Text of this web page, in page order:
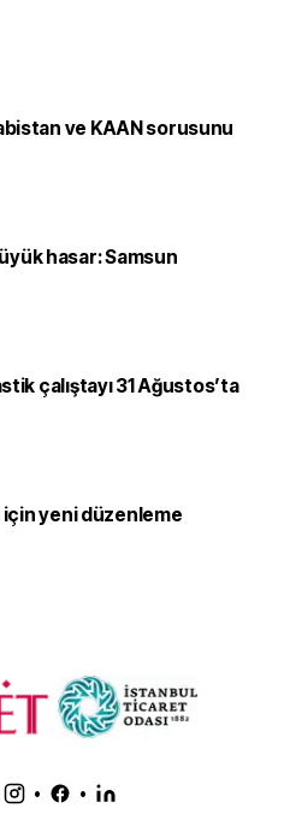
ve KAAN sorusunu
hasar: Samsun
çalıştayı 31 Ağustos’ta
için yeni düzenleme
• •